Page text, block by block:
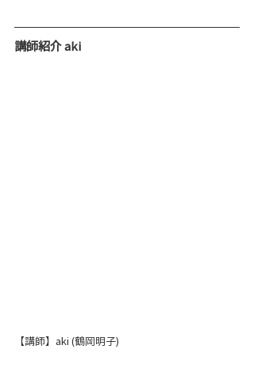
講師紹介 aki
【講師】aki (鶴岡明子)